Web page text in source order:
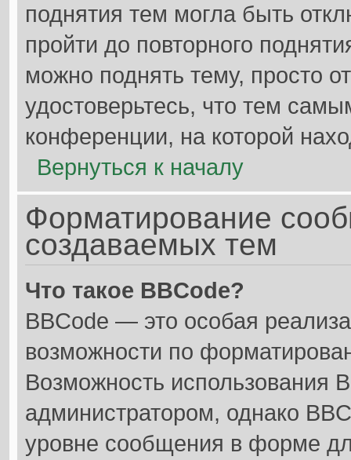
поднятия тем могла быть
пройти до повторного
можно поднять тему, просто
удостоверьтесь, что тем
конференции, на которой
Вернуться к началу
Форматирование
создаваемых тем
Что такое BBCode?
BBCode — это особая
возможности по
Возможность использования
администратором, однако
уровне сообщения в форме